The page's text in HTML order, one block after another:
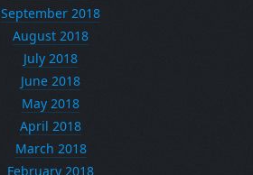
September 2018
August 2018
July 2018
June 2018
May 2018
April 2018
March 2018
February 2018